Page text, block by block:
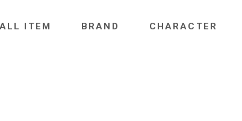
ALL ITEM BRAND CHARACTER